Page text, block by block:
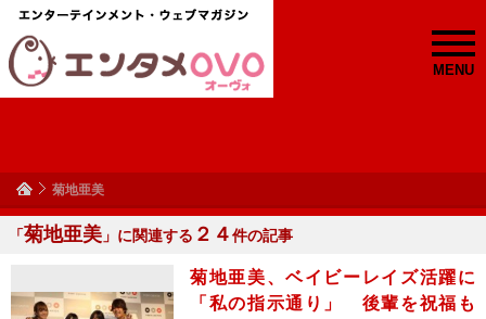
MENU
菊地亜美
「菊地亜美 」に関連する ２４件の記事
菊地亜美、ベイビーレイズ活躍に
「私の指示通り」 後輩を祝福も